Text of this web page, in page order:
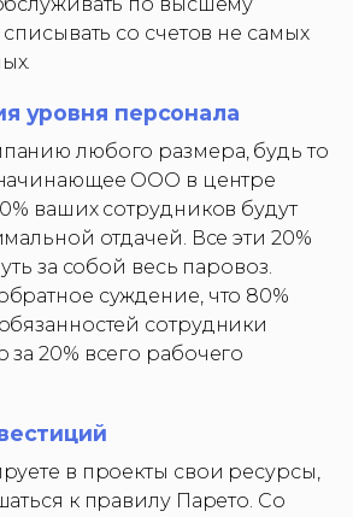
со счетов не самых
уровня персонала
любого размера, будь то
ООО в центре
ваших сотрудников будут
отдачей. Все эти 20%
за собой весь паровоз.
суждение, что 80%
сотрудники
за 20% всего рабочего
в проекты свои ресурсы,
к правилу Парето. Со